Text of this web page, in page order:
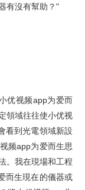
有沒有幫助？"
优视频app为爱而
領域往往使小优视
看到光電領域新設
频app为爱而生思
。我在現場和工程
而生現在的儀器或